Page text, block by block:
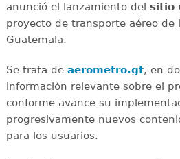
anunció el lanzamiento del sitio
proyecto de transporte aéreo de
Guatemala.
Se trata de aerometro.gt, en
información relevante sobre el
conforme avance su
progresivamente nuevos
para los usuarios.